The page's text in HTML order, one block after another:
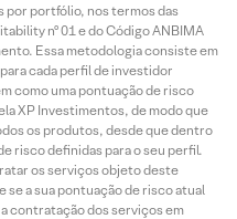
por portfólio, nos termos das
nº 01 e do Código ANBIMA
Essa metodologia consiste em
cada perfil de investidor
como uma pontuação de risco
XP Investimentos, de modo que
os produtos, desde que dentro
risco definidas para o seu perfil.
os serviços objeto deste
a sua pontuação de risco atual
contratação dos serviços em